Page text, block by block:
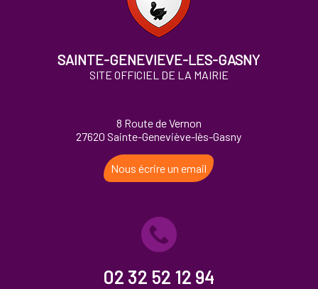
SAINTE-GENEVIEVE-LES-GASNY
SITE OFFICIEL DE LA MAIRIE
8 Route de Vernon
27620 Sainte-Geneviève-lès-Gasny
Nous écrire un email
02 32 52 12 94